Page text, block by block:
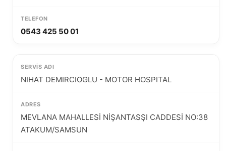
0543 425 50 01
NIHAT DEMIRCIOGLU - MOTOR HOSPITAL
MEVLANA MAHALLESİ NİŞANTASŞI CADDESİ NO:38
ATAKUM/SAMSUN